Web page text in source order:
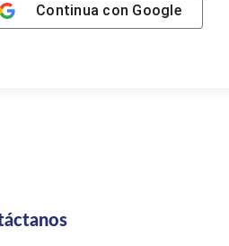
Continua con Google